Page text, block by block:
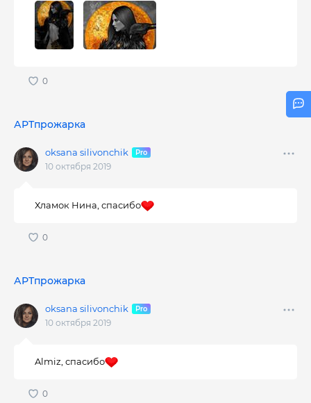
АРТпрожарка
oksana silivonchik
10 октября 2019
Хламок Нина, спасибо
АРТпрожарка
oksana silivonchik
10 октября 2019
Almiz, спасибо